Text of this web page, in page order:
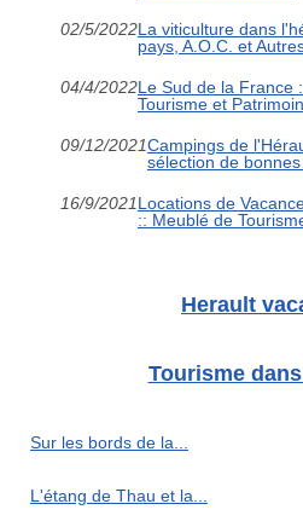
02/5/2022La viticulture dans
pays, A.O.C. et
04/4/2022Le Sud de la France
Tourisme et
09/12/2021Campings de
sélection de bonnes
16/9/2021Locations de
:: Meublé de
Herault
Tourisme
Sur les bords de la...
L'étang de Thau et la...